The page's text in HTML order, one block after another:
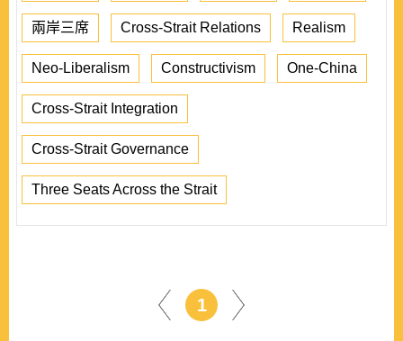
兩岸三席 Cross-Strait Relations Realism
Neo-Liberalism Constructivism One-China
Cross-Strait Integration
Cross-Strait Governance
Three Seats Across the Strait
1